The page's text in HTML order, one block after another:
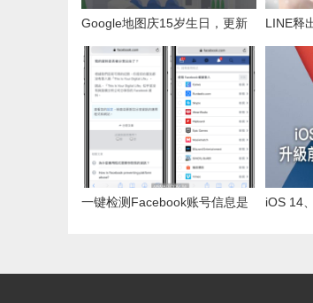
Google地图庆15岁生日，更新
夹带“隐藏彩蛋、新功能”全揭秘
LINE释
也能一
一键检测Facebook账号信息是
iOS 14